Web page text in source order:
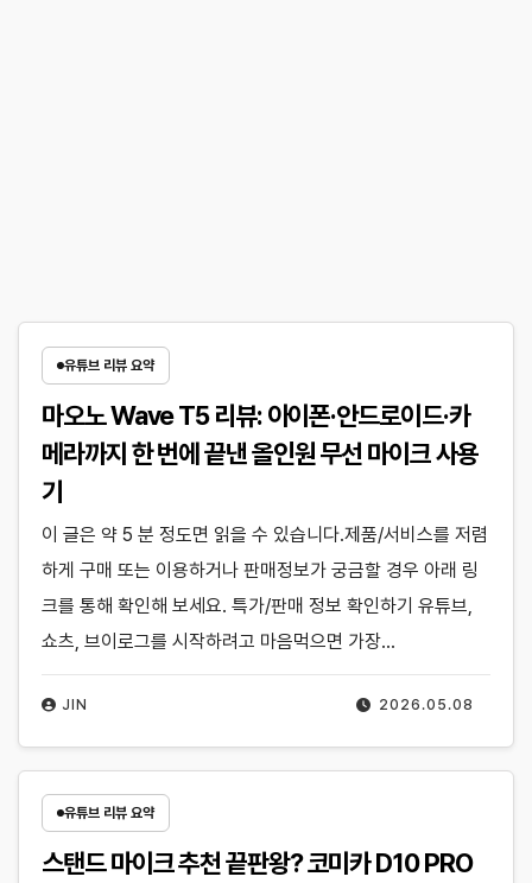
유튜브 리뷰 요약
마오노 Wave T5 리뷰: 아이폰·안드로이드·카
메라까지 한 번에 끝낸 올인원 무선 마이크 사용
기
2026.05.08
JIN
이 글은 약 5 분 정도면 읽을 수 있습니다.제품/서비스를 저렴
하게 구매 또는 이용하거나 판매정보가 궁금할 경우 아래 링
크를 통해 확인해 보세요. 특가/판매 정보 확인하기 유튜브,
쇼츠, 브이로그를 시작하려고 마음먹으면 가장…
유튜브 리뷰 요약
스탠드 마이크 추천 끝판왕? 코미카 D10 PRO